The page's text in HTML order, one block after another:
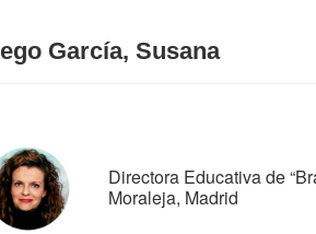
García, Susana
Directora Educativa de
Moraleja, Madrid